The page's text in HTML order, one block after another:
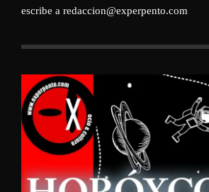
escribe a redaccion@experpento.com